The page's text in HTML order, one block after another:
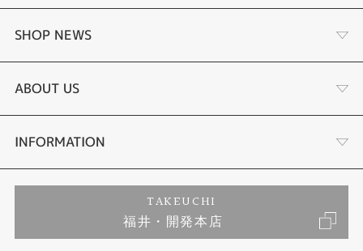
婚約指輪
結婚指輪
セットリング
エタニティーリング
婚約ネックレス
SHOP NEWS
サプライズプロポーズ相談室
ダイヤモンドカッターブランド
アフターメンテナンス
金澤工房｜手作りペアリング
ABOUT US
店舗情報
お客様の声
INFORMATION
TAKEUCHI
福井・開発本店